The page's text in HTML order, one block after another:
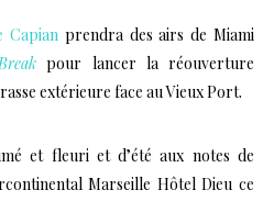
Capianprendra des airs de Miami
pour lancer la réouverture
extérieure face au Vieux Port.
et fleuri et d’été aux notes de
Marseille Hôtel Dieu ce